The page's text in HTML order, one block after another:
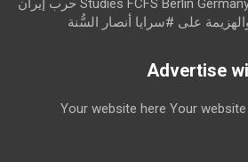
على #سرايا أنصار السُّنة
Your website here Your